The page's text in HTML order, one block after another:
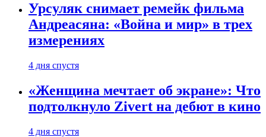
Урсуляк снимает ремейк фильма
Андреасяна: «Война и мир» в трех
измерениях
4 дня спустя
«Женщина мечтает об экране»: Что
подтолкнуло Zivert на дебют в кино
4 дня спустя